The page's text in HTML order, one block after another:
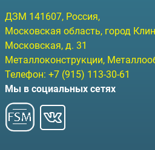
ДЗМ 141607, Россия,
Московская область, город Клин
Московская, д. 31
Металлоконструкции,
Телефон: +7 (915) 113-30-61
Мы в социальных сетях